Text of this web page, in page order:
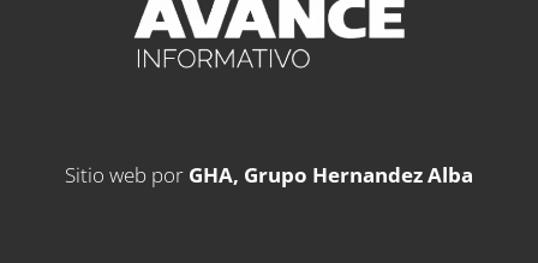
Sitio web por GHA, Grupo Hernandez Alba